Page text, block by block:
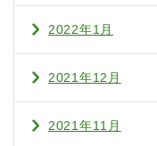
2022年1月
2021年12月
2021年11月